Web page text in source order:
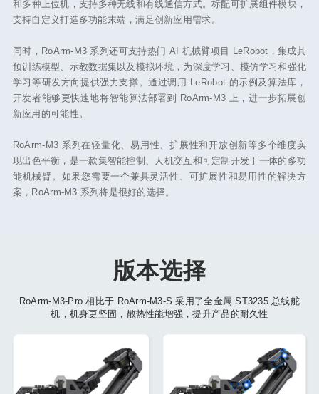
和多种上位机，支持多种无线和有线通信方式。标配可扩展组件模块，
支持自定义打造多功能末端，满足创新应用需求。
同时，RoArm-M3 系列还可支持热门 AI 机械臂项目 LeRobot，集成其
预训练模型、示教数据集以及模拟环境，为深度学习、模仿学习和强化
学习等研发方向提供强力支撑。通过调用 LeRobot 的示例及算法库，
开发者能够更快速地将智能算法部署到 RoArm-M3 上，进一步拓展创
新应用的可能性。
RoArm-M3 系列在轻量化、易用性、扩展性和开放创新等多个维度实
现出色平衡，是一款集智能控制、人机交互和可定制开发于一体的多功
能机械臂。如果您需要一个兼具灵活性、可扩展性和易用性的解决方
案，RoArm-M3 系列将是很好的选择。
版本选择
RoArm-M3-Pro 相比于 RoArm-M3-S 采用了全金属 ST3235 总线舵
机，机身更坚固，散热性能增强，提升产品的耐久性